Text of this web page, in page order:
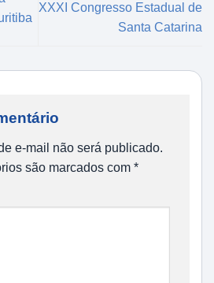
XXXI Congresso Estadual de
Santa Catarina
e-mail não será publicado.
são marcados com *